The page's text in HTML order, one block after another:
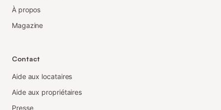
À propos
Magazine
Contact
Aide aux locataires
Aide aux propriétaires
Presse